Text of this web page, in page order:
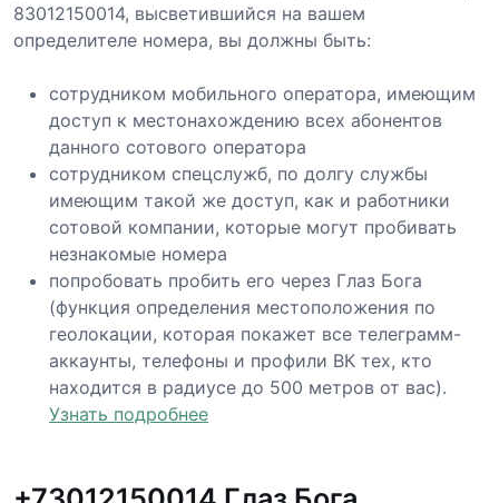
83012150014, высветившийся на вашем
определителе номера, вы должны быть:
сотрудником мобильного оператора, имеющим
доступ к местонахождению всех абонентов
данного сотового оператора
сотрудником спецслужб, по долгу службы
имеющим такой же доступ, как и работники
сотовой компании, которые могут пробивать
незнакомые номера
попробовать пробить его через Глаз Бога
(функция определения местоположения по
геолокации, которая покажет все телеграмм-
аккаунты, телефоны и профили ВК тех, кто
находится в радиусе до 500 метров от вас).
Узнать подробнее